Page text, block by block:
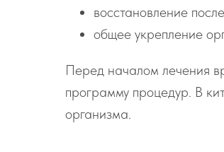
восстановление
общее укрепление
Перед началом лечения
программу процедур. В
организма.